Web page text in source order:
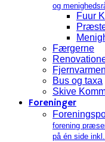
og
Fuur
Færgerne
Fjernvarmen
Bus og taxa
Skive
Foreninger
forening
på én side